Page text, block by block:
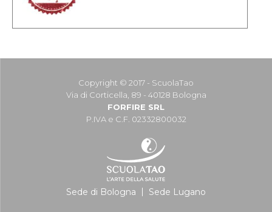
Copyright © 2017 - ScuolaTao
Via di Corticella, 89 - 40128 Bologna
FORFIRE SRL
P.IVA e C.F. 02332800032
Sede di Bologna Sede Lugano